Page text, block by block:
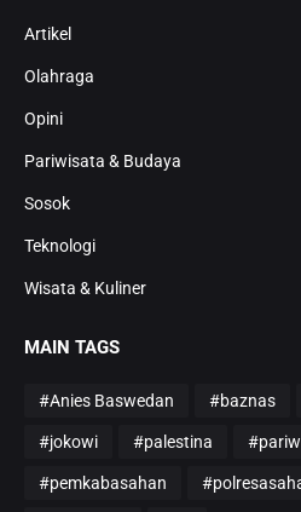
Artikel
Olahraga
Opini
Pariwisata & Budaya
Sosok
Teknologi
Wisata & Kuliner
MAIN TAGS
#Anies Baswedan #baznas
#jokowi #palestina
#pemkabasahan